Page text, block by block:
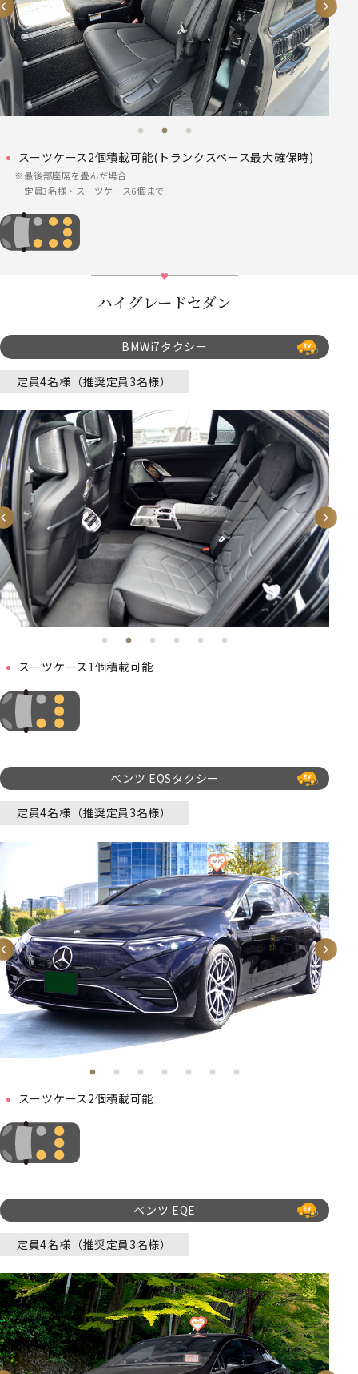
スーツケース2個積載可能(トランクスペース最大確保時)
最後部座席を畳んだ場合
定員3名様・スーツケース6個まで
ハイグレードセダン
BMWi7タクシー
定員4名様（推奨定員3名様）
スーツケース1個積載可能
ベンツ EQSタクシー
定員4名様（推奨定員3名様）
スーツケース2個積載可能
ベンツ EQE
定員4名様（推奨定員3名様）